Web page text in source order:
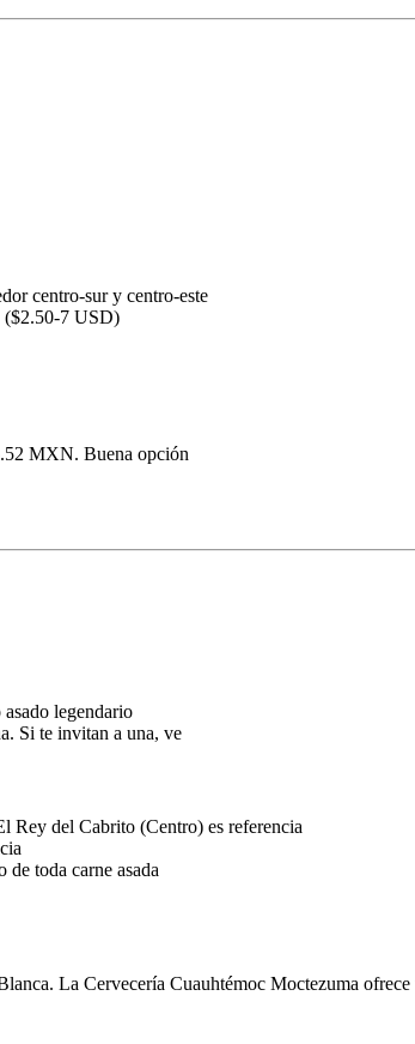
centro-sur y centro-este
($2.50-7 USD)
MXN. Buena opción
legendario
Si te invitan a una, ve
Rey del Cabrito (Centro) es referencia
toda carne asada
La Cervecería Cuauhtémoc Moctezuma ofrece